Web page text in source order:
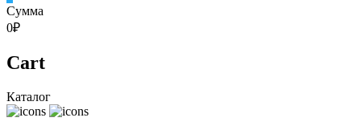
Сумма
0₽
Cart
Каталог